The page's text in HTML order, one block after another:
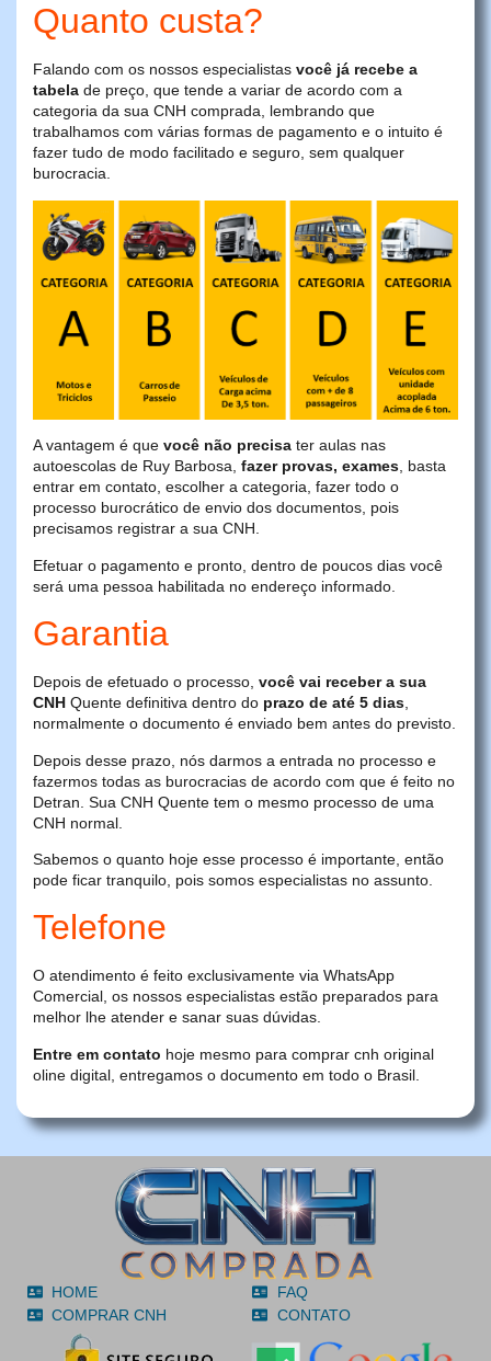
Quanto custa?
Falando com os nossos especialistas você já recebe a
tabela de preço, que tende a variar de acordo com a
categoria da sua CNH comprada, lembrando que
trabalhamos com várias formas de pagamento e o intuito é
fazer tudo de modo facilitado e seguro, sem qualquer
burocracia.
A vantagem é que você não precisa ter aulas nas
autoescolas de Ruy Barbosa, fazer provas, exames, basta
entrar em contato, escolher a categoria, fazer todo o
processo burocrático de envio dos documentos, pois
precisamos registrar a sua CNH.
Efetuar o pagamento e pronto, dentro de poucos dias você
será uma pessoa habilitada no endereço informado.
Garantia
Depois de efetuado o processo, você vai receber a sua
CNH Quente definitiva dentro do prazo de até 5 dias,
normalmente o documento é enviado bem antes do previsto.
Depois desse prazo, nós darmos a entrada no processo e
fazermos todas as burocracias de acordo com que é feito no
Detran. Sua CNH Quente tem o mesmo processo de uma
CNH normal.
Sabemos o quanto hoje esse processo é importante, então
pode ficar tranquilo, pois somos especialistas no assunto.
Telefone
O atendimento é feito exclusivamente via WhatsApp
Comercial, os nossos especialistas estão preparados para
melhor lhe atender e sanar suas dúvidas.
Entre em contato hoje mesmo para comprar cnh original
oline digital, entregamos o documento em todo o Brasil.
HOME
COMPRAR CNH
FAQ
CONTATO